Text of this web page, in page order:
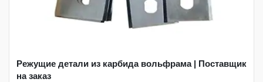
Режущие детали из карбида вольфрама | Поставщик
на заказ